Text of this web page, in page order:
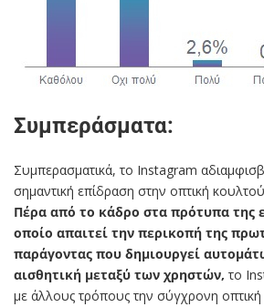
Συμπεράσματα:
Συμπερασματικά, το Instagram
σημαντική επίδραση στην οπτική
Πέρα από το κάδρο στα πρότυπα της
οποίο απαιτεί την περικοπή της
παράγοντας που δημιουργεί
αισθητική μεταξύ των χρηστών, το
με άλλους τρόπους την σύγχρονη